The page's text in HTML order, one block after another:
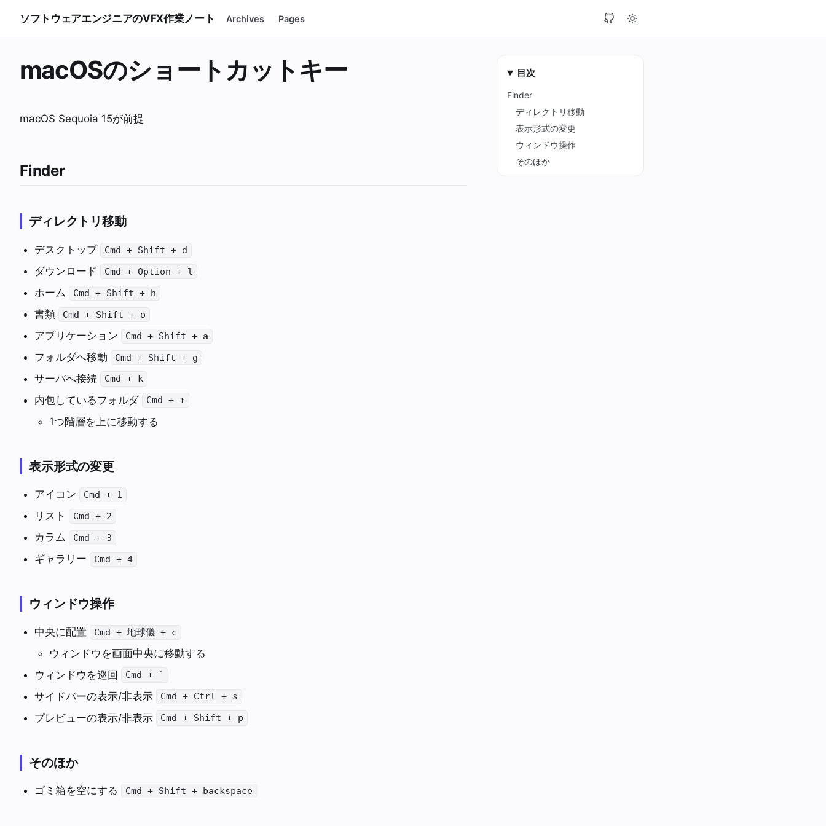
ソフトウェアエンジニアのVFX作業ノート Archives Pages
macOSのショートカットキー 目次
Finder
ディレクトリ移動
表示形式の変更
ウィンドウ操作
そのほか
macOS Sequoia 15が前提
Finder
ディレクトリ移動
デスクトップ Cmd + Shift + d
ダウンロード Cmd + Option + l
ホーム Cmd + Shift + h
書類 Cmd + Shift + o
アプリケーション Cmd + Shift + a
フォルダへ移動 Cmd + Shift + g
サーバへ接続 Cmd + k
内包しているフォルダ Cmd + ↑
1つ階層を上に移動する
表示形式の変更
アイコン Cmd + 1
リスト Cmd + 2
カラム Cmd + 3
ギャラリー Cmd + 4
ウィンドウ操作
中央に配置 Cmd + 地球儀 + c
ウィンドウを画面中央に移動する
ウィンドウを巡回
Cmd + `
サイドバーの表示/非表示 Cmd + Ctrl + s
プレビューの表示/非表示 Cmd + Shift + p
そのほか
ゴミ箱を空にする Cmd + Shift + backspace